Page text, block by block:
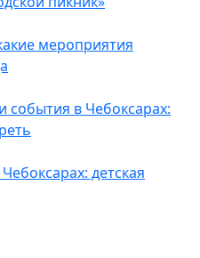
мероприятия
события в Чебоксарах:
детская